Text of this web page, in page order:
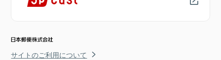
サイトのご利用について